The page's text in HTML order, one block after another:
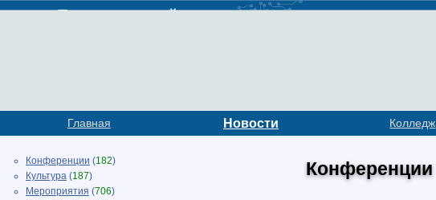
Главная Новости Колледж
Конференции (182)
Культура (187)
Мероприятия (706)
Конференции